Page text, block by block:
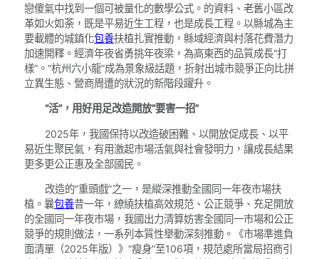
戀傻氣中找到一個可被量化的數學公式。的資料、老舊小區改
革如火如荼，既是平易近生工程，也是成長工程。以縣城為主
要載體的城鎮化包養扶植扎實推動，縣域經濟與村落花費潛力
加速開釋。經濟年夜省勇挑年夜梁，為高東西的品質成長“打
樣”。“杭州六小龍”成為景象級話題，折射出城市競爭正向比拼
立異生態、營商周遭的狀況的新階段躍升。
“活”，用好用足改造開放“要害一招”
2025年，我國保持以改造破困難、以開放促成長、以平
易近生聚民氣，有用激起市場活氣與社會發明力，讓成長結果
更多更公正惠及全部國民。
改造的“重頭戲”之一，是縱深推動全國同一年夜市場扶
植。曩包養昔一年，繚繞扶植高效規范、公正競爭、充足開放
的全國同一年夜市場，我國出力清算妨害全國同一市場和公正
競爭的規則做法，一系列本質性舉動深刻推動。《市場準進負
面清單（2025年版）》“瘦身”至106項，規范處所當局招商引